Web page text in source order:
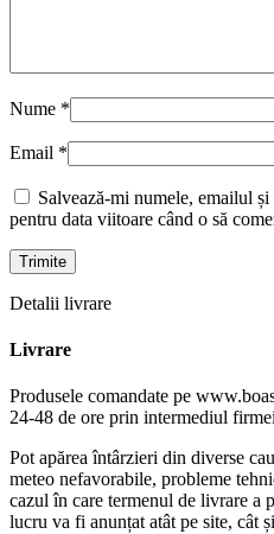
Nume *
Email *
Salvează-mi numele, emailul
pentru data viitoare când o să
Detalii livrare
Livrare
Produsele comandate pe
24-48 de ore prin intermediul
Pot apărea întârzieri din diverse
meteo nefavorabile, probleme
cazul în care termenul de livrare a
lucru va fi anunțat atât pe site, cât